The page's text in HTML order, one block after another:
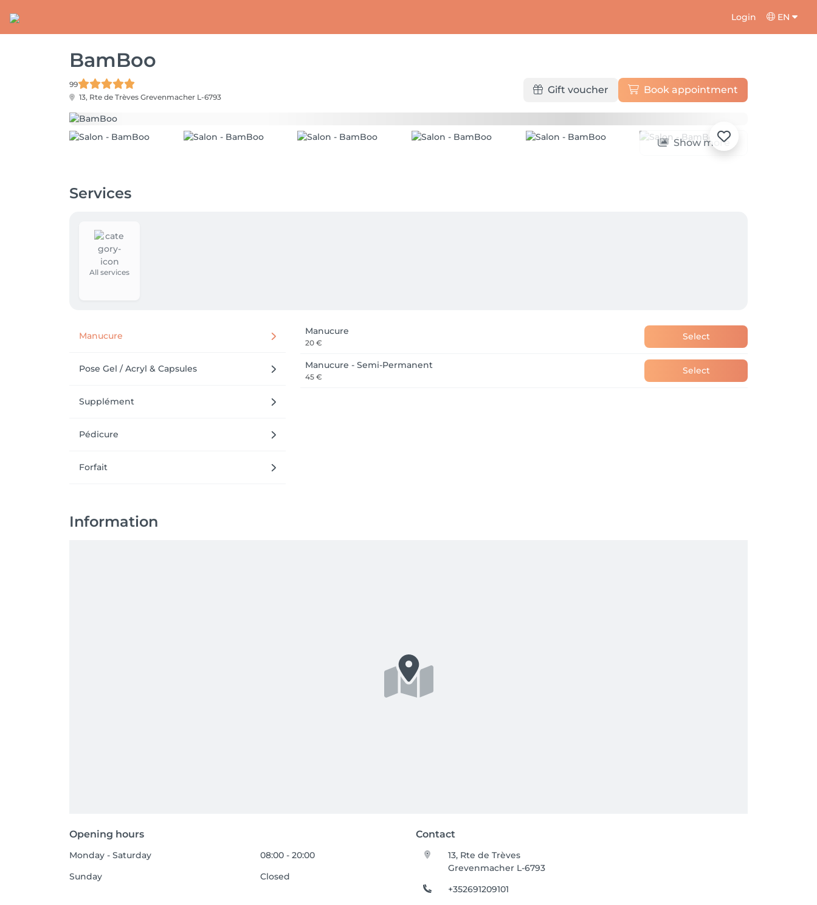
Login EN
BamBoo
99
13, Rte de Trèves Grevenmacher L-6793
Gift voucher Book appointment
Show more
Services
All services
Manucure
Pose Gel / Acryl & Capsules
Supplément
Pédicure
Forfait
Manucure
20 €
Select
Manucure - Semi-Permanent
45 €
Select
Information
Opening hours Contact
Monday - Saturday
08:00 - 20:00
Sunday
Closed
13, Rte de Trèves
Grevenmacher L-6793
+352691209101